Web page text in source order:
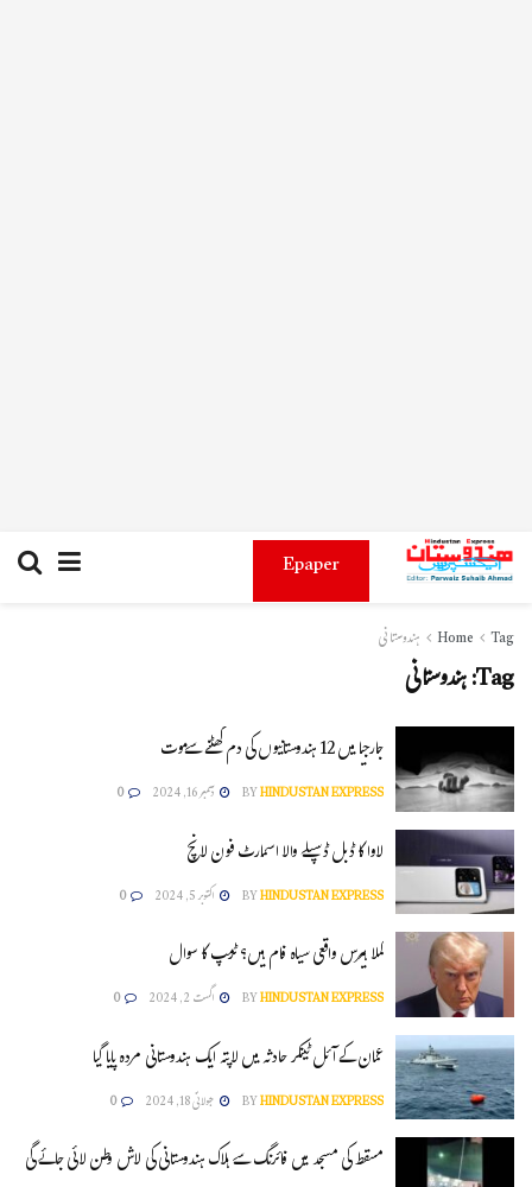
Epaper
Home Tag ہندوستانی
Tag:ہندوستانی
جارجیا میں 12 ہندوستانیوں کی دم گھٹنے سےموت
BYHINDUSTAN EXPRESS دسمبر 16, 2024 0
لاوا کا ڈبل ڈسپلے والا اسمارٹ فون لانچ
BYHINDUSTAN EXPRESS اکتوبر 5, 2024 0
کملا ہیرس واقعی سیاہ فام ہیں؟ ٹرمپ کا سوال
BYHINDUSTAN EXPRESS اگست 2, 2024 0
عمان کے آئل ٹینکر حادثہ میں لاپتہ ایک ہندوستانی مردہ پایا گیا
BYHINDUSTAN EXPRESS جولائی 18, 2024 0
مسقط کی مسجد میں فائرنگ سے ہلاک ہندوستانی کی لاش وطن لائی جائے گی